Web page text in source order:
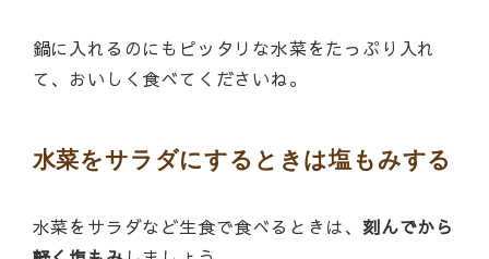
鍋に入れるのにもピッタリな水菜をたっぷり入れ
て、おいしく食べてくださいね。
水菜をサラダにするときは塩もみする
水菜をサラダなど生食で食べるときは、 刻んでから